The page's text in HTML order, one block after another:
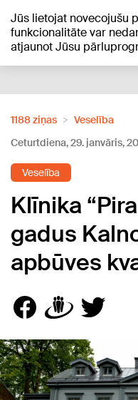
Jūs lietojat novecojušu
funkcionalitāte var
atjaunot Jūsu
+20°C
1188 ziņas
Veselība
Ceturtdiena, 29. janvāris,
Veselība
Klīnika
gadus
apbūves